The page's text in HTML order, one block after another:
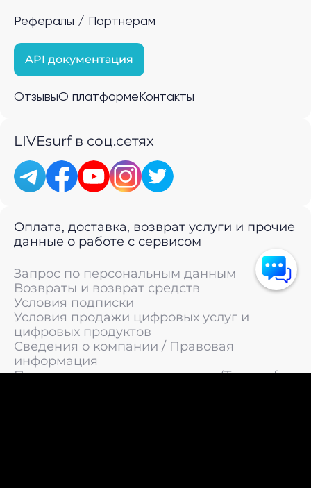
Рефералы / Партнерам
API документация
ОтзывыО платформе Контакты
LIVEsurf в соц.сетях
Оплата, доставка, возврат услуги и прочие
данные о работе с сервисом
Запрос по персональным данным
Возвраты и возврат средств
Условия подписки
Условия продажи цифровых услуг и
цифровых продуктов
Сведения о компании / Правовая
информация
Пользовательское соглашение (Terms of